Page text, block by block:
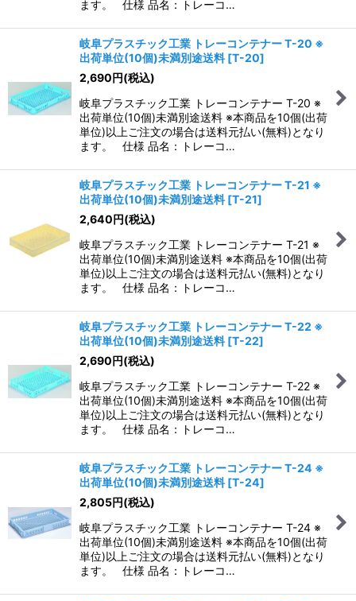
ます。 仕様 品名：トレーコ…
岐阜プラスチック工業 トレーコンテナー T-20 ※
出荷単位(10個)未満別途送料 [T-20]
2,690円(税込)
岐阜プラスチック工業 トレーコンテナー T-20 ※
出荷単位(10個)未満別途送料 ※本商品を10個(出荷
単位)以上ご注文の場合は送料元払い(無料)となり
ます。 仕様 品名：トレーコ…
岐阜プラスチック工業 トレーコンテナー T-21 ※
出荷単位(10個)未満別途送料 [T-21]
2,640円(税込)
岐阜プラスチック工業 トレーコンテナー T-21 ※
出荷単位(10個)未満別途送料 ※本商品を10個(出荷
単位)以上ご注文の場合は送料元払い(無料)となり
ます。 仕様 品名：トレーコ…
岐阜プラスチック工業 トレーコンテナー T-22 ※
出荷単位(10個)未満別途送料 [T-22]
2,690円(税込)
岐阜プラスチック工業 トレーコンテナー T-22 ※
出荷単位(10個)未満別途送料 ※本商品を10個(出荷
単位)以上ご注文の場合は送料元払い(無料)となり
ます。 仕様 品名：トレーコ…
岐阜プラスチック工業 トレーコンテナー T-24 ※
出荷単位(10個)未満別途送料 [T-24]
2,805円(税込)
岐阜プラスチック工業 トレーコンテナー T-24 ※
出荷単位(10個)未満別途送料 ※本商品を10個(出荷
単位)以上ご注文の場合は送料元払い(無料)となり
ます。 仕様 品名：トレーコ…